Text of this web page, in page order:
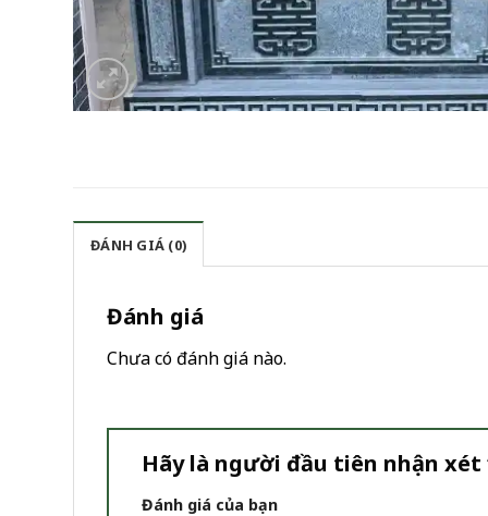
ĐÁNH GIÁ (0)
Đánh giá
Chưa có đánh giá nào.
Hãy là người đầu tiên nhận xét
Đánh giá của bạn